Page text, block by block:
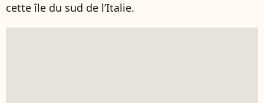
cette île du sud de l’Italie.